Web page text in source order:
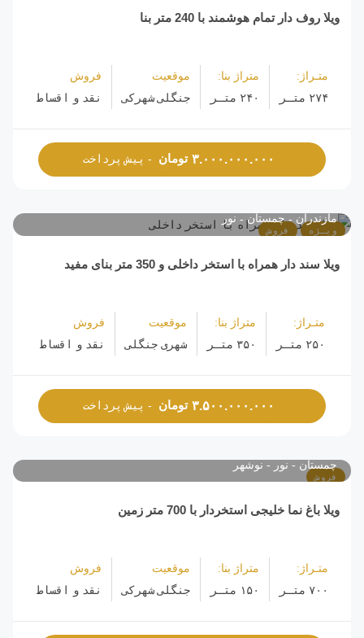
ویلا روف دار تمام هوشمند با 240 متر بنا
متـراژ:
۲۷۴ متـر
متراژ بنا:
۲۴۰ متـر
موقعیت
جنگلی شهرکی
فروش
نقد و اقساط
۳.۰۰۰.۰۰۰.۰۰۰ تومان - پیش پرداخت
ویـژه فروش
مازندران چمستان نور
ویلا سند دار همراه با استخر داخلی و 350 متر بنای مفید
متـراژ:
۲۵۰ متـر
متراژ بنا:
۳۵۰ متـر
موقعیت
شهری جنگلی
فروش
نقد و اقساط
۳.۵۰۰.۰۰۰.۰۰۰ تومان - پیش پرداخت
فروش
چمستان نور نوشهر
ویلا باغ نما خلیجی استخردار با 700 متر زمین
متـراژ:
۷۰۰ متـر
متراژ بنا:
۱۵۰ متـر
موقعیت
جنگلی شهرکی
فروش
نقد و اقساط